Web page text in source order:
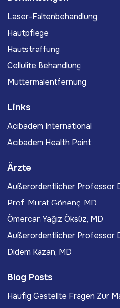
Laser-Faltenbehandlung
Hautpflege
Hautstraffung
Cellulite Behandlung
Muttermalentfernung
Links
Acıbadem International
Acıbadem Health Point
Ärzte
Außerordentlicher Professor
Prof. Murat Gönenç, MD
Ömercan Yağız Öksüz, MD
Außerordentlicher Professor
Didem Kazan, MD
Blog Posts
Häufig Gestellte Fragen Zur